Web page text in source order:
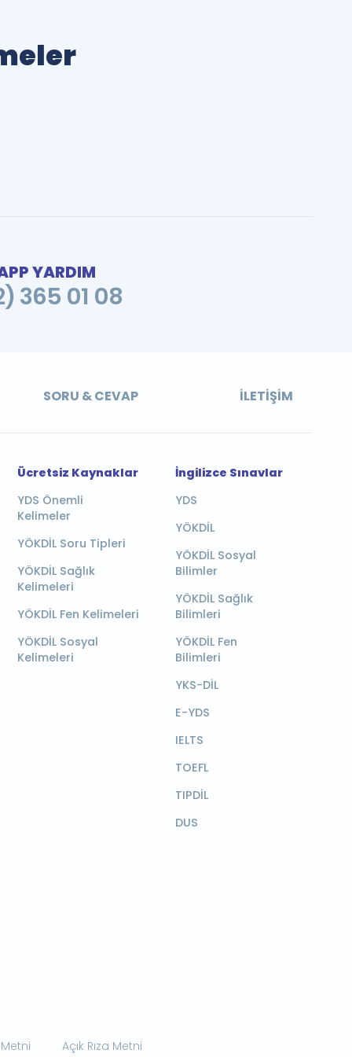
YARDIM
365 01 08
SORU & CEVAP İLETIŞIM
Ücretsiz Kaynaklar
YDS Önemli
Kelimeler
YÖKDİL Soru Tipleri
YÖKDİL Sağlık
Kelimeleri
YÖKDİL Fen Kelimeleri
YÖKDİL Sosyal
Kelimeleri
İngilizce Sınavlar
YDS
YÖKDİL
YÖKDİL Sosyal
Bilimler
YÖKDİL Sağlık
Bilimleri
YÖKDİL Fen
Bilimleri
YKS-DİL
E-YDS
IELTS
TOEFL
TIPDİL
DUS
Açık Rıza Metni